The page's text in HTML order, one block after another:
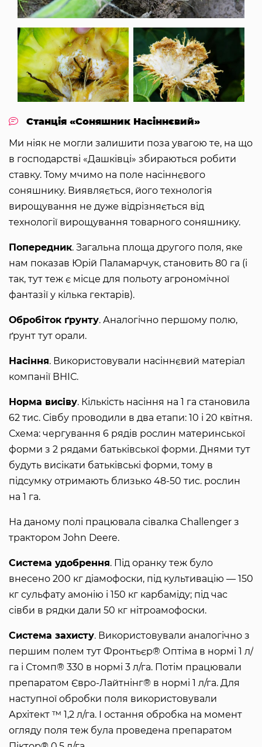
Станція «Соняшник Насіннєвий»
Ми ніяк не могли залишити поза увагою те, на що
в господарстві «Дашківці» збираються робити
ставку. Тому мчимо на поле насіннєвого
соняшнику. Виявляється, його технологія
вирощування не дуже відрізняється від
технології вирощування товарного соняшнику.
Попередник. Загальна площа другого поля, яке
нам показав Юрій Паламарчук, становить 80 га (і
так, тут теж є місце для польоту агрономічної
фантазії у кілька гектарів).
Обробіток ґрунту. Аналогічно першому полю,
ґрунт тут орали.
Насіння. Використовували насіннєвий матеріал
компанії ВНІС.
Норма висіву. Кількість насіння на 1 га становила
62 тис. Сівбу проводили в два етапи: 10 і 20 квітня.
Схема: чергування 6 рядів рослин материнської
форми з 2 рядами батьківської форми. Днями тут
будуть висікати батьківські форми, тому в
підсумку отримають близько 48-50 тис. рослин
на 1 га.
На даному полі працювала сівалка Challenger з
трактором John Deere.
Система удобрення. Під оранку теж було
внесено 200 кг діамофоски, під культивацію — 150
кг сульфату амонію і 150 кг карбаміду; під час
сівби в рядки дали 50 кг нітроамофоски.
Система захисту. Використовували аналогічно з
першим полем тут Фронтьєр® Оптіма в нормі 1 л/
га і Стомп® 330 в нормі 3 л/га. Потім працювали
препаратом Євро-Лайтнінг® в нормі 1 л/га. Для
наступної обробки поля використовували
Архітект ™ 1,2 л/га. І остання обробка на момент
огляду поля теж була проведена препаратом